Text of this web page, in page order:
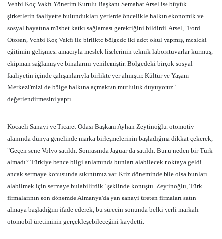
Vehbi Koç Vakfı Yönetim Kurulu Başkanı Semahat Arsel ise büyük
şirketlerin faaliyette bulundukları yerlerde öncelikle halkın ekonomik ve
sosyal hayatına müsbet katkı sağlaması gerektiğini bildirdi. Arsel, "Ford
Otosan, Vehbi Koç Vakfı ile birlikte bölgede iki adet okul yapmış, mesleki
eğitimin gelişmesi amacıyla meslek liselerinin teknik laboratuvarlar kurmuş,
ekipman sağlamış ve binalarını yenilemiştir. Bölgedeki birçok sosyal
faaliyetin içinde çalışanlarıyla birlikte yer almıştır. Kültür ve Yaşam
Merkezi'mizi de bölge halkına açmaktan mutluluk duyuyoruz"
değerlendirmesini yaptı.
Kocaeli Sanayi ve Ticaret Odası Başkanı Ayhan Zeytinoğlu, otomotiv
alanında dünya genelinde marka birleşmelerinin başladığına dikkat çekerek,
"Geçen sene Volvo satıldı. Sonrasında Jaguar da satıldı. Bunu neden bir Türk
almadı? Türkiye bence bilgi anlamında bunları alabilecek noktaya geldi
ancak sermaye konusunda sıkıntımız var. Kriz döneminde bile olsa bunları
alabilmek için sermaye bulabilirdik" şeklinde konuştu. Zeytinoğlu, Türk
firmalarının son dönemde Almanya'da yan sanayi üreten firmaları satın
almaya başladığını ifade ederek, bu sürecin sonunda belki yerli markalı
otomobil üretiminin gerçekleşebileceğini kaydetti.